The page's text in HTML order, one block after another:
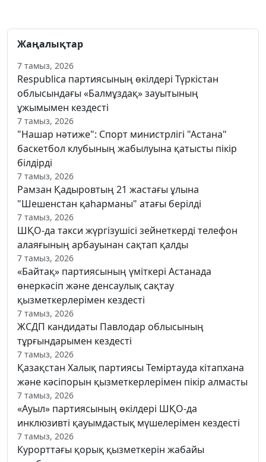
Жаңалықтар
7 тамыз, 2026
Respublica партиясының өкілдері Түркістан
облысындағы «Балмұздақ» зауытының
ұжымымен кездесті
7 тамыз, 2026
"Нашар нәтиже": Спорт министрлігі "Астана"
баскетбол клубының жабылуына қатысты пікір
білдірді
7 тамыз, 2026
Рамзан Қадыровтың 21 жастағы ұлына
"Шешенстан қаһарманы" атағы берілді
7 тамыз, 2026
ШҚО-да такси жүргізушісі зейнеткерді телефон
алаяғының арбауынан сақтап қалды
7 тамыз, 2026
«Байтақ» партиясының үміткері Астанада
өнеркәсіп және денсаулық сақтау
қызметкерлерімен кездесті
7 тамыз, 2026
ЖСДП кандидаты Павлодар облысының
тұрғындарымен кездесті
7 тамыз, 2026
Қазақстан Халық партиясы Теміртауда кітапхана
және кәсіпорын қызметкерлерімен пікір алмасты
7 тамыз, 2026
«Ауыл» партиясының өкілдері ШҚО-да
инклюзивті қауымдастық мүшелерімен кездесті
7 тамыз, 2026
Курорттағы қорық қызметкерін жабайы